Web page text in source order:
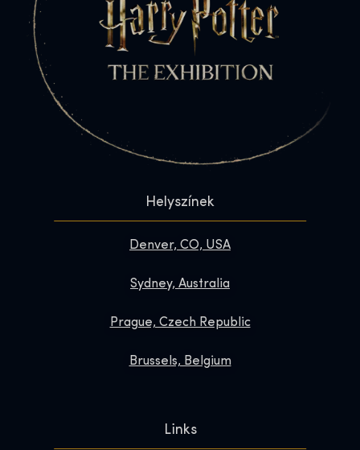
Helyszínek
Denver, CO, USA
Sydney, Australia
Prague, Czech Republic
Brussels, Belgium
Links